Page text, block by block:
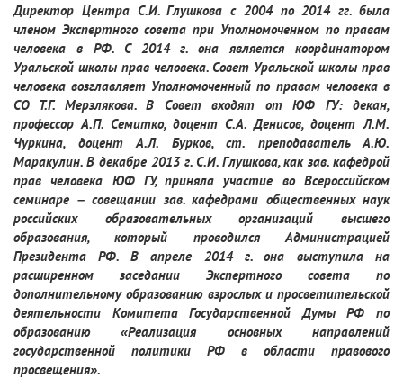
Директор Центра С.И. Глушкова с 2004 по 2014 гг. была
членом Экспертного совета при Уполномоченном по правам
человека в РФ. С 2014 г. она является координатором
Уральской школы прав человека. Совет Уральской школы прав
человека возглавляет Уполномоченный по правам человека в
СО Т.Г. Мерзлякова. В Совет входят от ЮФ ГУ: декан,
профессор А.П. Семитко, доцент С.А. Денисов, доцент Л.М.
Чуркина, доцент А.Л. Бурков, ст. преподаватель А.Ю.
Маракулин. В декабре 2013 г. С.И. Глушкова, как зав. кафедрой
прав человека ЮФ ГУ, приняла участие во Всероссийском
семинаре – совещании зав. кафедрами общественных наук
российских образовательных организаций высшего
образования, который проводился Администрацией
Президента РФ. В апреле 2014 г. она выступила на
расширенном заседании Экспертного совета по
дополнительному образованию взрослых и просветительской
деятельности Комитета Государственной Думы РФ по
образованию «Реализация основных направлений
государственной политики РФ в области правового
просвещения».